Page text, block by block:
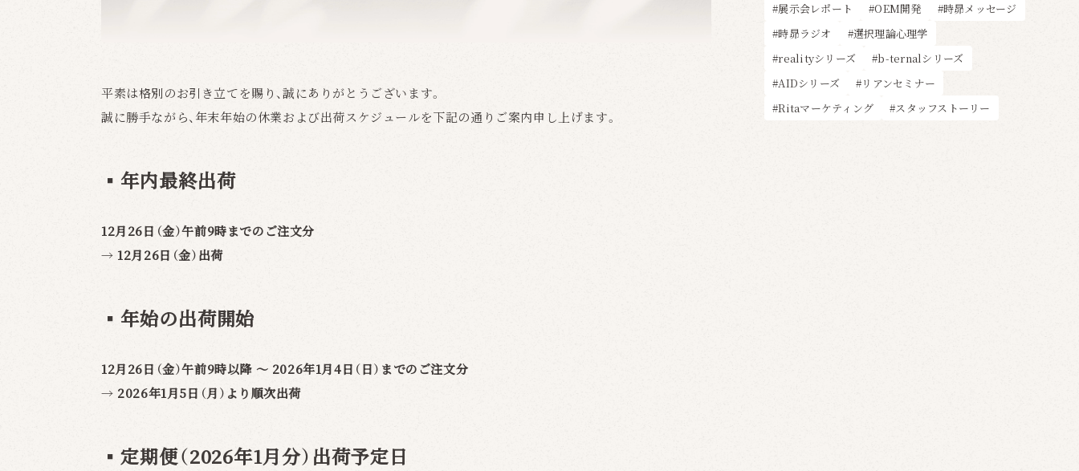
平素は格別のお引き立てを賜り、誠にありがとうございます。
誠に勝手ながら、年末年始の休業および出荷スケジュールを下記の通りご案内申し上げます。
▪️ 年内最終出荷
12月26日（金）午前9時までのご注文分
→ 12月26日（金）出荷
▪️ 年始の出荷開始
12月26日（金）午前9時以降 ～ 2026年1月4日（日）までのご注文分
→ 2026年1月5日（月）より順次出荷
▪️ 定期便（2026年1月分）出荷予定日
展示会レポート
OEM開発
時昴メッセージ
時昴ラジオ
選択理論心理学
realityシリーズ
b-ternalシリーズ
AIDシリーズ
リアンセミナー
Ritaマーケティング
スタッフストーリー